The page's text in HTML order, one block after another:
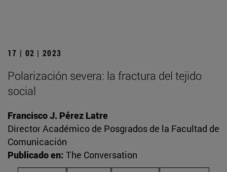
17 | 02 | 2023
Polarización severa: la fractura del tejido
social
Francisco J. Pérez Latre
Director Académico de Posgrados de la Facultad de
Comunicación
Publicado en: The Conversation